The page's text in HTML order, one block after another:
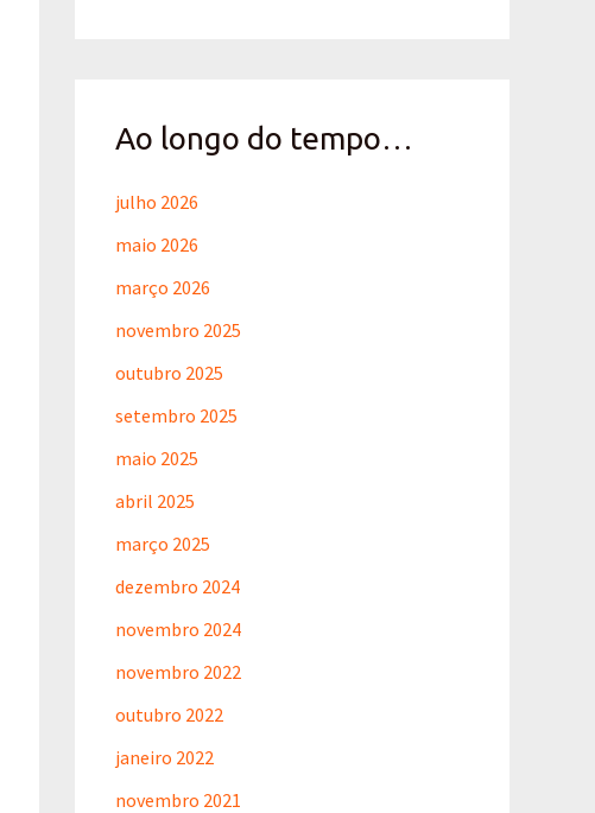
Ao longo do tempo…
julho 2026
maio 2026
março 2026
novembro 2025
outubro 2025
setembro 2025
maio 2025
abril 2025
março 2025
dezembro 2024
novembro 2024
novembro 2022
outubro 2022
janeiro 2022
novembro 2021